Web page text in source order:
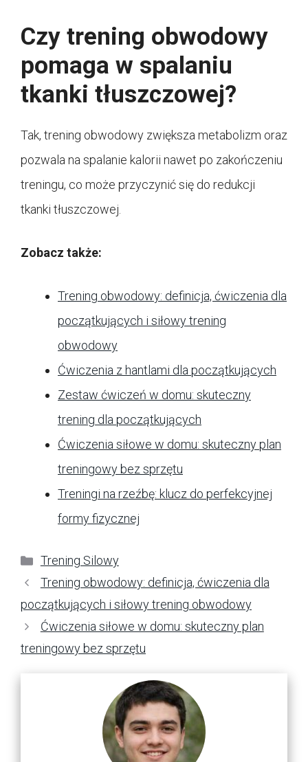
Czy trening obwodowy
pomaga w spalaniu
tkanki tłuszczowej?
Tak, trening obwodowy zwiększa metabolizm oraz
pozwala na spalanie kalorii nawet po zakończeniu
treningu, co może przyczynić się do redukcji
tkanki tłuszczowej.
Zobacz także:
Trening obwodowy: definicja, ćwiczenia dla
początkujących i siłowy trening
obwodowy
Ćwiczenia z hantlami dla początkujących
Zestaw ćwiczeń w domu: skuteczny
trening dla początkujących
Ćwiczenia siłowe w domu: skuteczny plan
treningowy bez sprzętu
Treningi na rzeźbę: klucz do perfekcyjnej
formy fizycznej
Kategorie
Trening Silowy
Trening obwodowy: definicja, ćwiczenia dla
początkujących i siłowy trening obwodowy
Ćwiczenia siłowe w domu: skuteczny plan
treningowy bez sprzętu